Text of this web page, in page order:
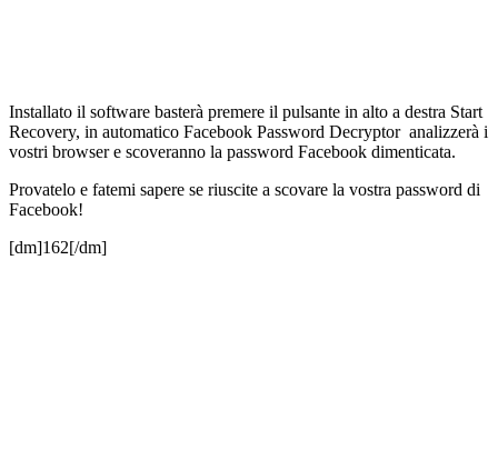
Installato il software basterà premere il pulsante in alto a destra Start
Recovery, in automatico Facebook Password Decryptor analizzerà i
vostri browser e scoveranno la password Facebook dimenticata.
Provatelo e fatemi sapere se riuscite a scovare la vostra password di
Facebook!
[dm]162[/dm]